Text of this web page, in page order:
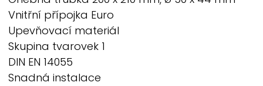
Vnitřní přípojka Euro
Upevňovací materiál
Skupina tvarovek 1
DIN EN 14055
Snadná instalace